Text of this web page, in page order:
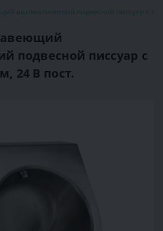
автоматический подвесной писсуар с
подвесной писсуар с
24 В пост.